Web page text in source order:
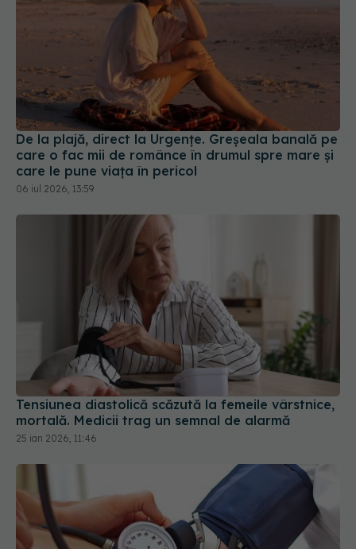
De la plajă, direct la Urgențe. Greșeala banală pe
care o fac mii de românce în drumul spre mare și
care le pune viața în pericol
06 iul 2026, 13:59
Tensiunea diastolică scăzută la femeile vârstnice,
mortală. Medicii trag un semnal de alarmă
25 ian 2026, 11:46